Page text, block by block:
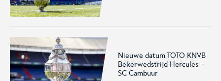
KNVB Shop KNVB Ticketshop
Nieuwe datum TOTO KNVB
Bekerwedstrijd Hercules -
SC Cambuur